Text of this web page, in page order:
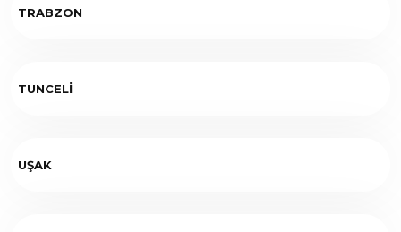
TRABZON
TUNCELİ
UŞAK